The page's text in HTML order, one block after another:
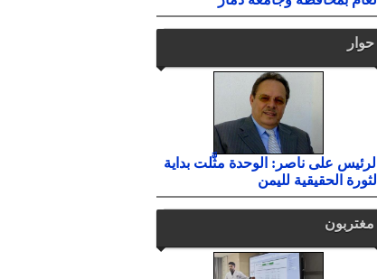
حوار
الرئيس على ناصر: الوحدة مثَّلت بداية
الثورة الحقيقية لليمن
مغتربون